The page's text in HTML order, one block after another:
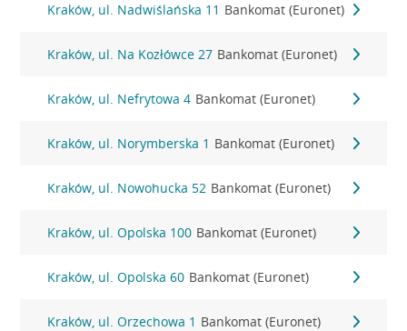
Kraków, ul. Nadwiślańska 11 Bankomat (Euronet)
Kraków, ul. Na Kozłówce 27 Bankomat (Euronet)
Kraków, ul. Nefrytowa 4 Bankomat (Euronet)
Kraków, ul. Norymberska 1 Bankomat (Euronet)
Kraków, ul. Nowohucka 52 Bankomat (Euronet)
Kraków, ul. Opolska 100 Bankomat (Euronet)
Kraków, ul. Opolska 60 Bankomat (Euronet)
Kraków, ul. Orzechowa 1 Bankomat (Euronet)